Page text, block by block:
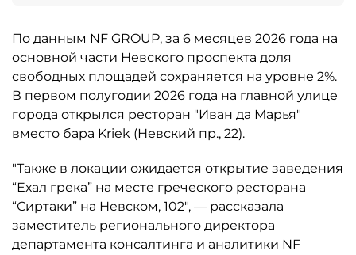
По данным NF GROUP, за 6 месяцев 2026 года на
основной части Невского проспекта доля
свободных площадей сохраняется на уровне 2%.
В первом полугодии 2026 года на главной улице
города открылся ресторан "Иван да Марья"
вместо бара Kriek (Невский пр., 22).
"Также в локации ожидается открытие заведения
“Ехал грека” на месте греческого ресторана
“Сиртаки” на Невском, 102", — рассказала
заместитель регионального директора
департамента консалтинга и аналитики NF